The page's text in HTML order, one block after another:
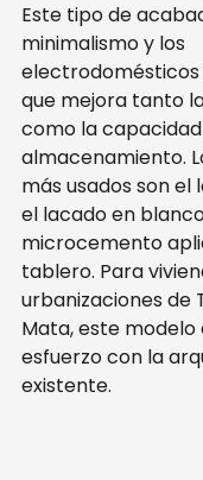
Este tipo de
minimalismo y los
electrodomésticos
que mejora tanto
como la
almacenamiento.
más usados son el
el lacado en
microcemento
tablero. Para
urbanizaciones de
Mata, este modelo
esfuerzo con la
existente.